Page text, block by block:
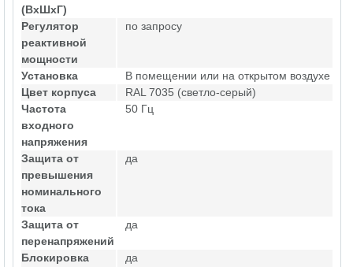
(ВхШхГ)
Регулятор
реактивной
мощности
по запросу
Установка
В помещении или на открытом воздухе
Цвет корпуса
RAL 7035 (светло-серый)
Частота
входного
напряжения
50 Гц
Защита от
превышения
номинального
тока
да
Защита от
перенапряжений
да
Блокировка
да